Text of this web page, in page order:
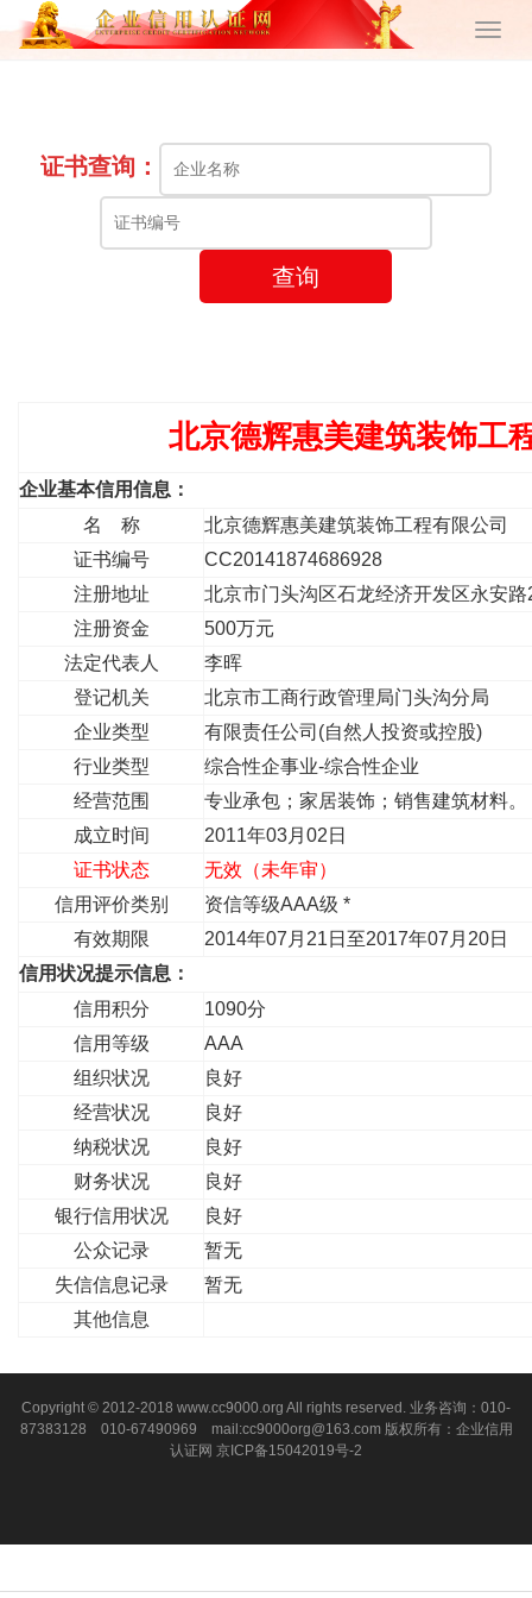
证书查询：
查询
北京德辉惠美建筑装饰工
企业基本信用信息：
名 称
北京德辉惠美建筑装饰工程有限公司
证书编号
CC20141874686928
注册地址
北京市门头沟区石龙经济开发区永安
注册资金
500万元
法定代表人
李晖
登记机关
北京市工商行政管理局门头沟分局
企业类型
有限责任公司(自然人投资或控股)
行业类型
综合性企事业-综合性企业
经营范围
专业承包；家居装饰；销售建筑材料。
成立时间
2011年03月02日
证书状态
无效（未年审）
信用评价类别
资信等级AAA级 *
有效期限
2014年07月21日至2017年07月20日
信用状况提示信息：
信用积分
1090分
信用等级
AAA
组织状况
良好
经营状况
良好
纳税状况
良好
财务状况
良好
银行信用状况
良好
公众记录
暂无
失信信息记录
暂无
其他信息
Copyright © 2012-2018 www.cc9000.org All rights reserved. 业务咨询：010-
87383128 010-67490969 mail:cc9000org@163.com 版权所有：企业信用
认证网 京ICP备15042019号-2